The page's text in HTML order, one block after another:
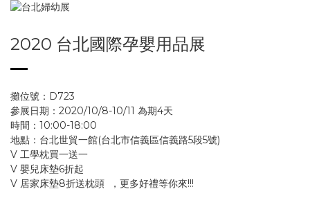
2020 台北國際孕嬰用品展
攤位號：D723
參展日期：2020/10/8-10/11 為期4天
時間：10:00-18:00
地點：台北世貿一館(台北市信義區信義路5段5號)
V 工學枕買一送一
V 嬰兒床墊6折起
V 居家床墊8折送枕頭 ，更多好禮等你來!!!